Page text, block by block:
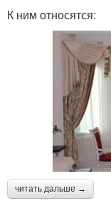
К ним относятся:
читать дальше →